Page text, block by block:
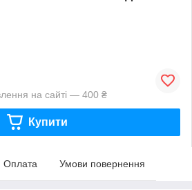
на сайті — 400 ₴
Купити
Оплата Умови повернення